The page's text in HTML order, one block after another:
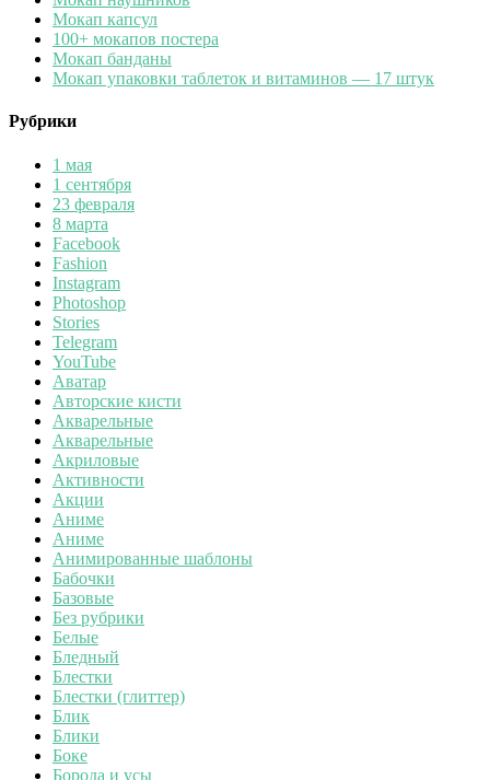
Мокап капсул
100+ мокапов постера
Мокап банданы
Мокап упаковки таблеток и витаминов — 17 штук
Рубрики
1 мая
1 сентября
23 февраля
8 марта
Facebook
Fashion
Instagram
Photoshop
Stories
Telegram
YouTube
Аватар
Авторские кисти
Акварельные
Акварельные
Акриловые
Активности
Акции
Аниме
Аниме
Анимированные шаблоны
Бабочки
Базовые
Без рубрики
Белые
Бледный
Блестки
Блестки (глиттер)
Блик
Блики
Боке
Борода и усы